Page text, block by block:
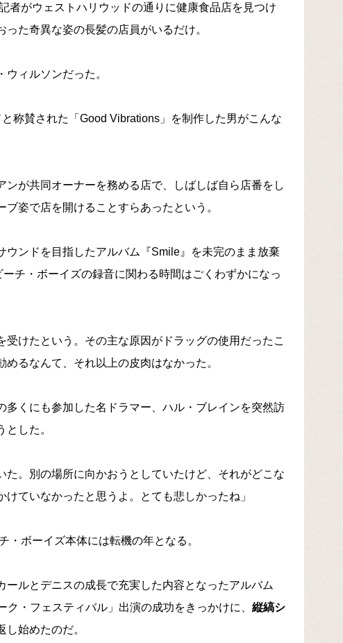
者がウェストハリウッドの通りに健康食品店を見つけ
た奇異な姿の長髪の店員がいるだけ。
ィルソンだった。
称賛された「Good Vibrations」を制作した男がこんな
が共同オーナーを務める店で、しばしば自ら店番をし
姿で店を開けることすらあったという。
ンドを目指したアルバム『Smile』を未完のまま放棄
チ・ボーイズの録音に関わる時間はごくわずかになっ
けたという。その主な原因がドラッグの使用だったこ
るなんて、それ以上の皮肉はなかった。
くにも参加した名ドラマー、ハル・ブレインを突然訪
した。
た。別の場所に向かおうとしていたけど、それがどこな
ていなかったと思うよ。とても悲しかったね」
・ボーイズ本体には転機の年となる。
ルとデニスの成長で充実した内容となったアルバム
・フェスティバル」出演の成功をきっかけに、 縦縞シ
し始めたのだ。